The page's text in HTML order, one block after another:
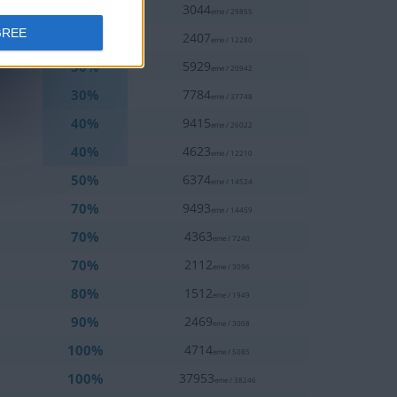
3044eme / 29855
2407eme / 12280
30% 5929eme / 20942
30% 7784eme / 37748
40% 9415eme / 26022
40% 4623eme / 12210
50% 6374eme / 14524
70% 9493eme / 14459
70% 4363eme / 7240
70% 2112eme / 3096
80% 1512eme / 1949
90% 2469eme / 3008
100% 4714eme / 5085
100% 37953eme / 38246